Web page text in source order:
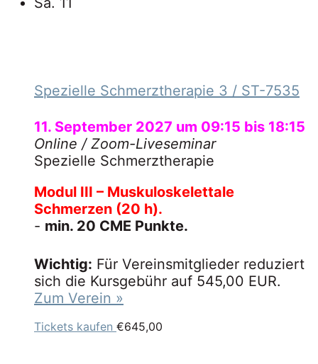
Spezielle Schmerztherapie 3 / ST-7535
11. September 2027 um 09:15 bis 18:15
Online / Zoom-Liveseminar
Spezielle Schmerztherapie
Modul III – Muskuloskelettale
Schmerzen (20 h).
- min. 20 CME Punkte.
Wichtig: Für Vereinsmitglieder reduziert
sich die Kursgebühr auf 545,00 EUR.
Zum Verein »
Tickets kaufen €645,00